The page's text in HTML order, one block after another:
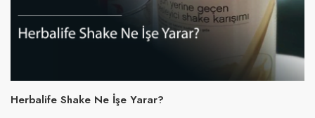
Herbalife Shake Ne İşe Yarar?